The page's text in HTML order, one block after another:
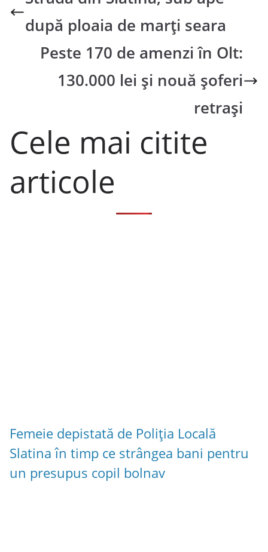
după ploaia de marți seara
Peste 170 de amenzi în Olt:
130.000 lei și nouă șoferi
retrași
Cele mai citite
articole
Femeie depistată de Poliția Locală
Slatina în timp ce strângea bani pentru
un presupus copil bolnav